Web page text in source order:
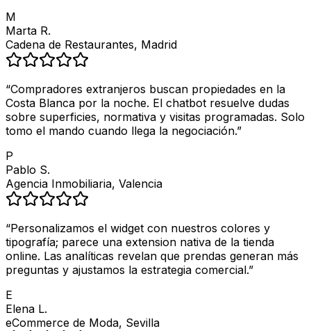
M
Marta R.
Cadena de Restaurantes, Madrid
“Compradores extranjeros buscan propiedades en la
Costa Blanca por la noche. El chatbot resuelve dudas
sobre superficies, normativa y visitas programadas. Solo
tomo el mando cuando llega la negociación.”
P
Pablo S.
Agencia Inmobiliaria, Valencia
“Personalizamos el widget con nuestros colores y
tipografía; parece una extension nativa de la tienda
online. Las analíticas revelan que prendas generan más
preguntas y ajustamos la estrategia comercial.”
E
Elena L.
eCommerce de Moda, Sevilla